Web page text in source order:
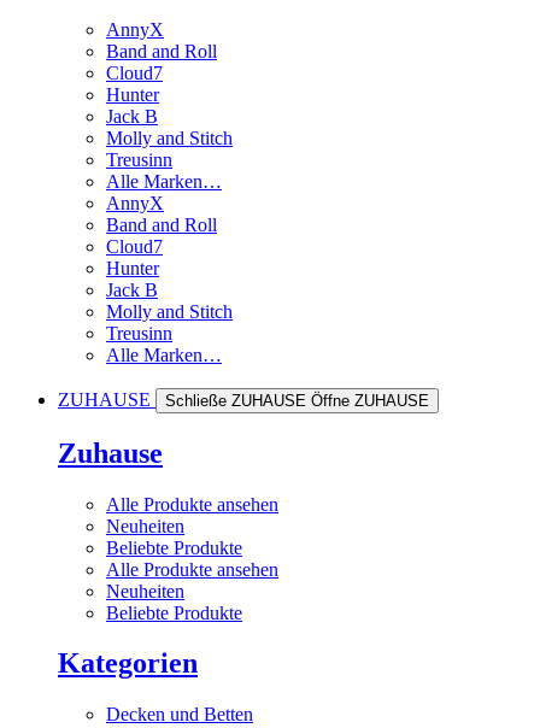
AnnyX
Band and Roll
Cloud7
Hunter
Jack B
Molly and Stitch
Treusinn
Alle Marken…
AnnyX
Band and Roll
Cloud7
Hunter
Jack B
Molly and Stitch
Treusinn
Alle Marken…
ZUHAUSE Schließe ZUHAUSE Öffne ZUHAUSE
Zuhause
Alle Produkte ansehen
Neuheiten
Beliebte Produkte
Alle Produkte ansehen
Neuheiten
Beliebte Produkte
Kategorien
Decken und Betten